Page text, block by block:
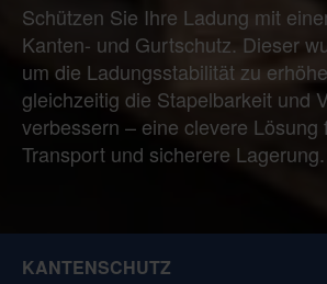
Schützen Sie Ihre Ladung mit
Kanten- und Gurtschutz. Dieser
um die Ladungsstabilität zu
gleichzeitig die Stapelbarkeit und
verbessern – eine clevere Lösung
Transport und sicherere Lagerung.
KANTENSCHUTZ